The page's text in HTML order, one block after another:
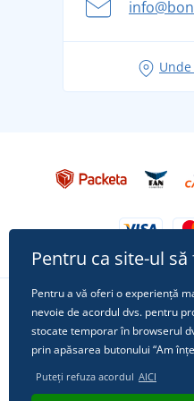
pentru vacanță fără griji
Tricoul preferat City în
Urmărește-ne
Pentru ca site-ul
Pentru a vă oferi o experiență
nevoie de acordul dvs. pentru
stocate temporar în browserul
prin apăsarea butonului “Am
Puteți refuza acordul AICI